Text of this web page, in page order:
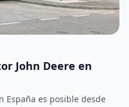
John Deere en
España es posible desde